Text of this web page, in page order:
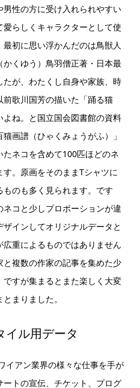
性の方に受け入れられやすい
らしくキャラクターとして使
初に思い浮かんだのは鳥獣人
くゆう）鳥羽僧正著・日本最
が、わたくし自身や家族、時
歌川国芳の描いた「踊る猫
ね。と国立国会図書館の資料
画譜（ひゃくみょうがふ）」
ネコを含めて100匹ほどのネ
。原画をそのままTシャツに
のも多く見られます。です
コと少しプロポーションが違
インしてオリジナルデータと
重によるものではありません
複数の作家の記事を集めた少
すが集まるとまた楽しく大変
まりました。
イル用データ
イアン業界の様々な仕事を手が
トの宣伝、チケット、プログ